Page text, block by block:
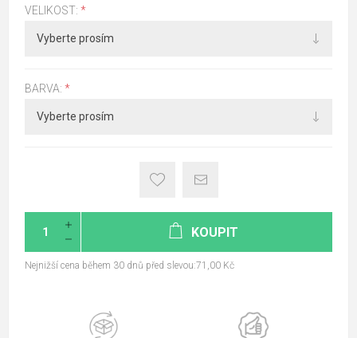
VELIKOST: *
BARVA: *
KOUPIT
Nejnižší cena během 30 dnů před slevou:71,00 Kč